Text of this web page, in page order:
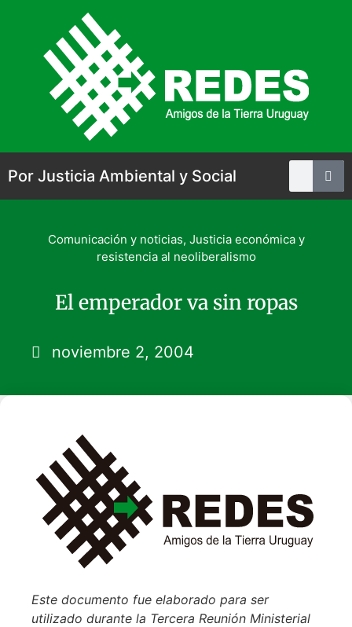
Por Justicia Ambiental y Social
Comunicación y noticias, Justicia económica y
resistencia al neoliberalismo
El emperador va sin ropas
noviembre 2, 2004
Este documento fue elaborado para ser
utilizado durante la Tercera Reunión Ministerial